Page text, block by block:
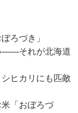
ろづき」
――それが北海道
ヒカリにも匹敵
「おぼろづ